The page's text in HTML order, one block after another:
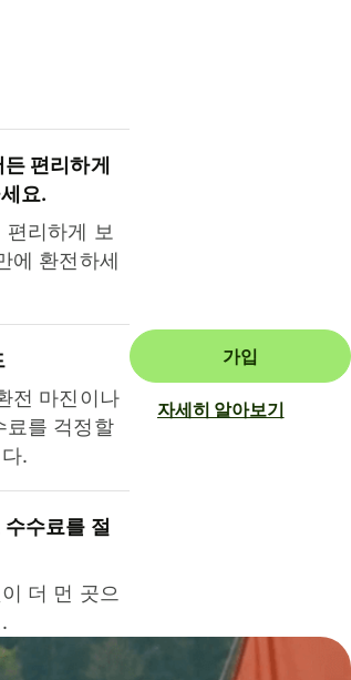
편리하게
요.
리하게 보
에 환전하세
전 마진이나
료를 걱정할
.
수료를 절
더 먼 곳으
가입
자세히 알아보기